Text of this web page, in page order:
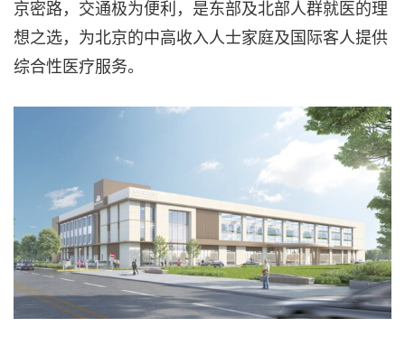
京密路，交通极为便利，是东部及北部人群就医的理
想之选，为北京的中高收入人士家庭及国际客人提供
综合性医疗服务。